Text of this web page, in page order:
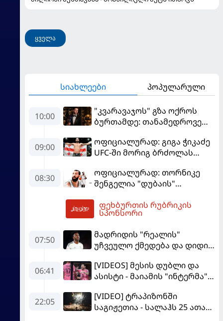
ყველა
სიახლეები პოპულარული
10:00
"კვარავაჯოს" გზა ოქროს
ბურთამდე: თანამედროვე
09:00
ოფიციალურად: გიგა ჭიკაძე
UFC-ში მორიგ ბრძოლას
08:30
ოფიციალურად: თორნიკე
შენგელია "დუბაის"
ფეხბურთის რუბრიკის
სპონსორი
07:50
მადრიდის "რეალის"
უჩვეულო ქმედება და დიდი
მომავალი გადაწყდა
06:41
[VIDEOS] მესის დუბლი და
ასისტი - მაიამის "ინტერმა"
22:05
[VIDEO] ტრაპიზონში
საგიჟეთია - სალაჰს 25 ათასი